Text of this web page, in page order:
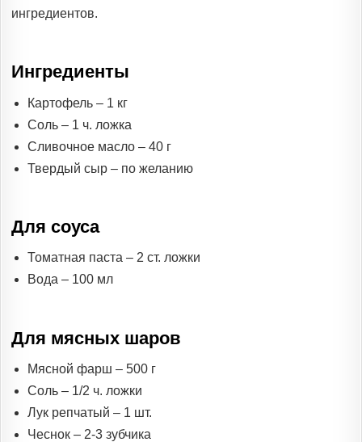
ингредиентов.
Ингредиенты
Картофель – 1 кг
Соль – 1 ч. ложка
Сливочное масло – 40 г
Твердый сыр – по желанию
Для соуса
Томатная паста – 2 ст. ложки
Вода – 100 мл
Для мясных шаров
Мясной фарш – 500 г
Соль – 1/2 ч. ложки
Лук репчатый – 1 шт.
Чеснок – 2-3 зубчика